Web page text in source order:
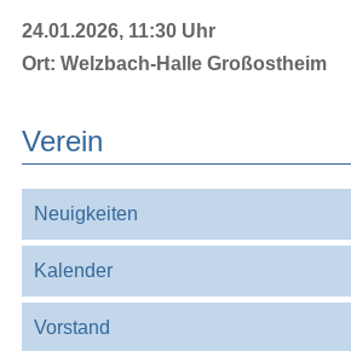
24.01.2026, 11:30 Uhr
Ort: Welzbach-Halle Großostheim
Verein
überspringen
Neuigkeiten
Kalender
Vorstand